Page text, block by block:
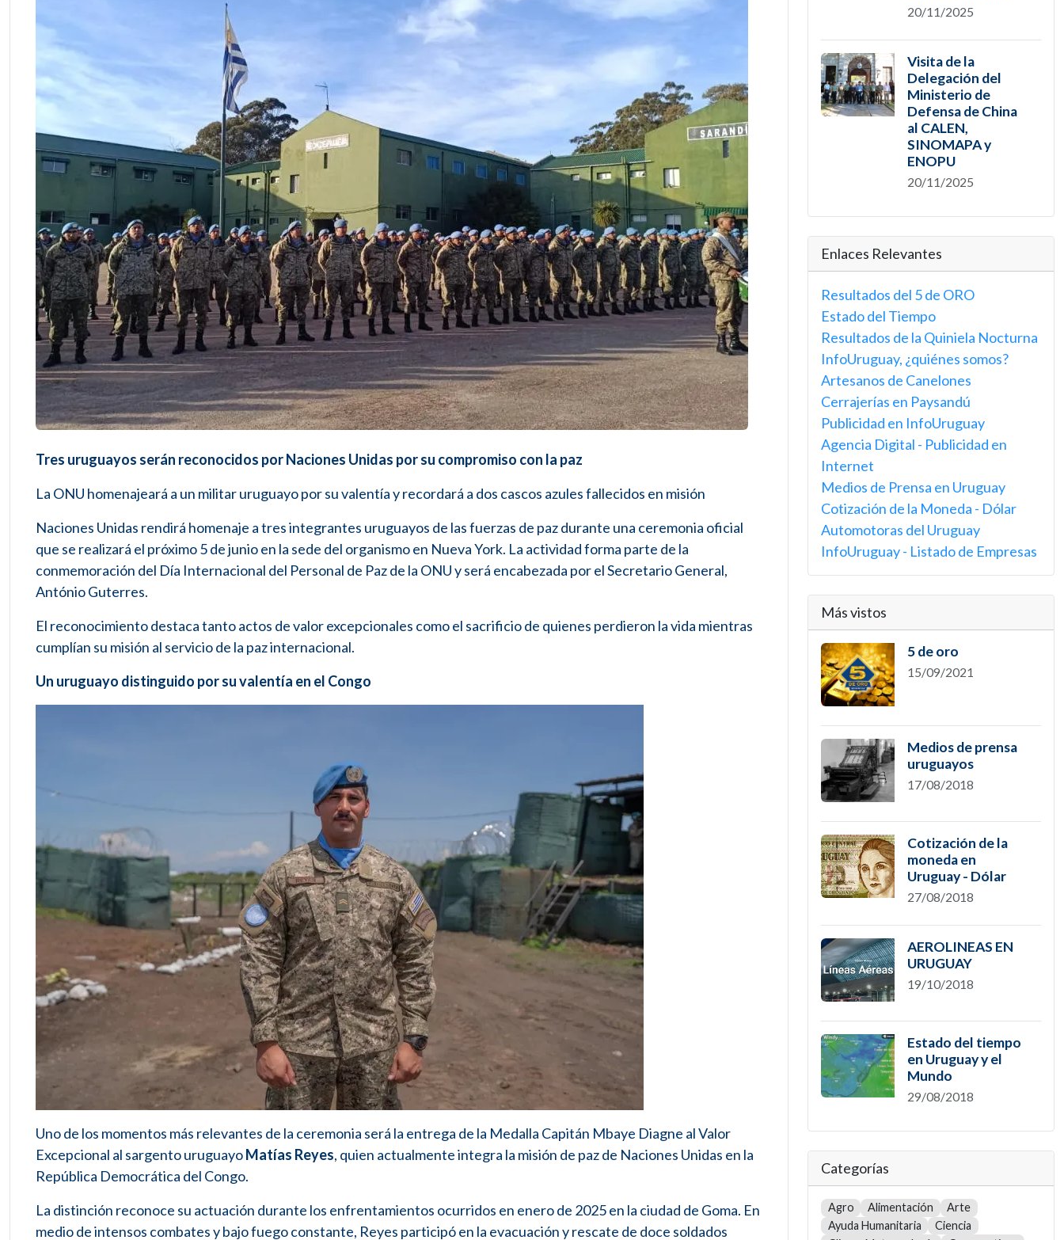
Tres uruguayos serán reconocidos por Naciones Unidas por su compromiso con la paz
La ONU homenajeará a un militar uruguayo por su valentía y recordará a dos cascos azules fallecidos en misión
Naciones Unidas rendirá homenaje a tres integrantes uruguayos de las fuerzas de paz durante una ceremonia oficial
que se realizará el próximo 5 de junio en la sede del organismo en Nueva York. La actividad forma parte de la
conmemoración del Día Internacional del Personal de Paz de la ONU y será encabezada por el Secretario General,
António Guterres.
El reconocimiento destaca tanto actos de valor excepcionales como el sacrificio de quienes perdieron la vida mientras
cumplían su misión al servicio de la paz internacional.
Un uruguayo distinguido por su valentía en el Congo
Uno de los momentos más relevantes de la ceremonia será la entrega de la Medalla Capitán Mbaye Diagne al Valor
Excepcional al sargento uruguayoMatías Reyes, quien actualmente integra la misión de paz de Naciones Unidas en la
República Democrática del Congo.
La distinción reconoce su actuación durante los enfrentamientos ocurridos en enero de 2025 en la ciudad de Goma. En
medio de intensos combates y bajo fuego constante, Reyes participó en la evacuación y rescate de doce soldados
20/11/2025
Visita de la
Delegación del
Ministerio de
Defensa de China
al CALEN,
SINOMAPA y
ENOPU
20/11/2025
Enlaces Relevantes
Resultados del 5 de ORO
Estado del Tiempo
Resultados de la Quiniela Nocturna
InfoUruguay, ¿quiénes somos?
Artesanos de Canelones
Cerrajerías en Paysandú
Publicidad en InfoUruguay
Agencia Digital - Publicidad en
Internet
Medios de Prensa en Uruguay
Cotización de la Moneda - Dólar
Automotoras del Uruguay
InfoUruguay - Listado de Empresas
Más vistos
5 de oro
15/09/2021
Medios de prensa
uruguayos
17/08/2018
Cotización de la
moneda en
Uruguay - Dólar
27/08/2018
AEROLINEAS EN
URUGUAY
19/10/2018
Estado del tiempo
en Uruguay y el
Mundo
29/08/2018
Categorías
Agro Alimentación
Arte
Ayuda Humanitaria
Ciencia